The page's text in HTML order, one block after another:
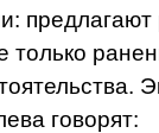
только
говорят: